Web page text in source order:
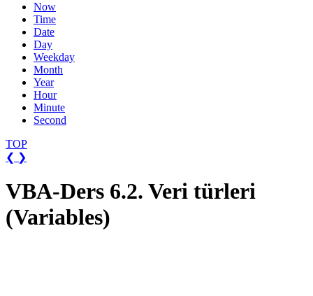
Now
Time
Date
Day
Weekday
Month
Year
Hour
Minute
Second
TOP
❮ ❯
VBA-Ders 6.2. Veri türleri
(Variables)